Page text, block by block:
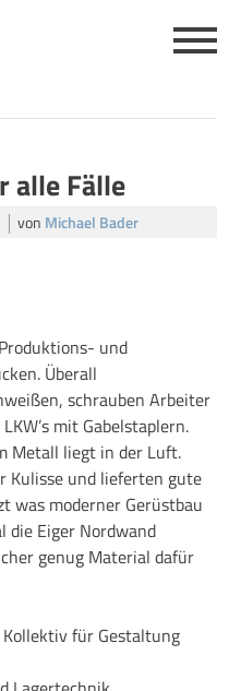
alle Fälle
von Michael Bader
und
Überall
schrauben Arbeiter
mit Gabelstaplern.
Metall liegt in der Luft.
Kulisse und lieferten gute
was moderner Gerüstbau
die Eiger Nordwand
genug Material dafür
für Gestaltung